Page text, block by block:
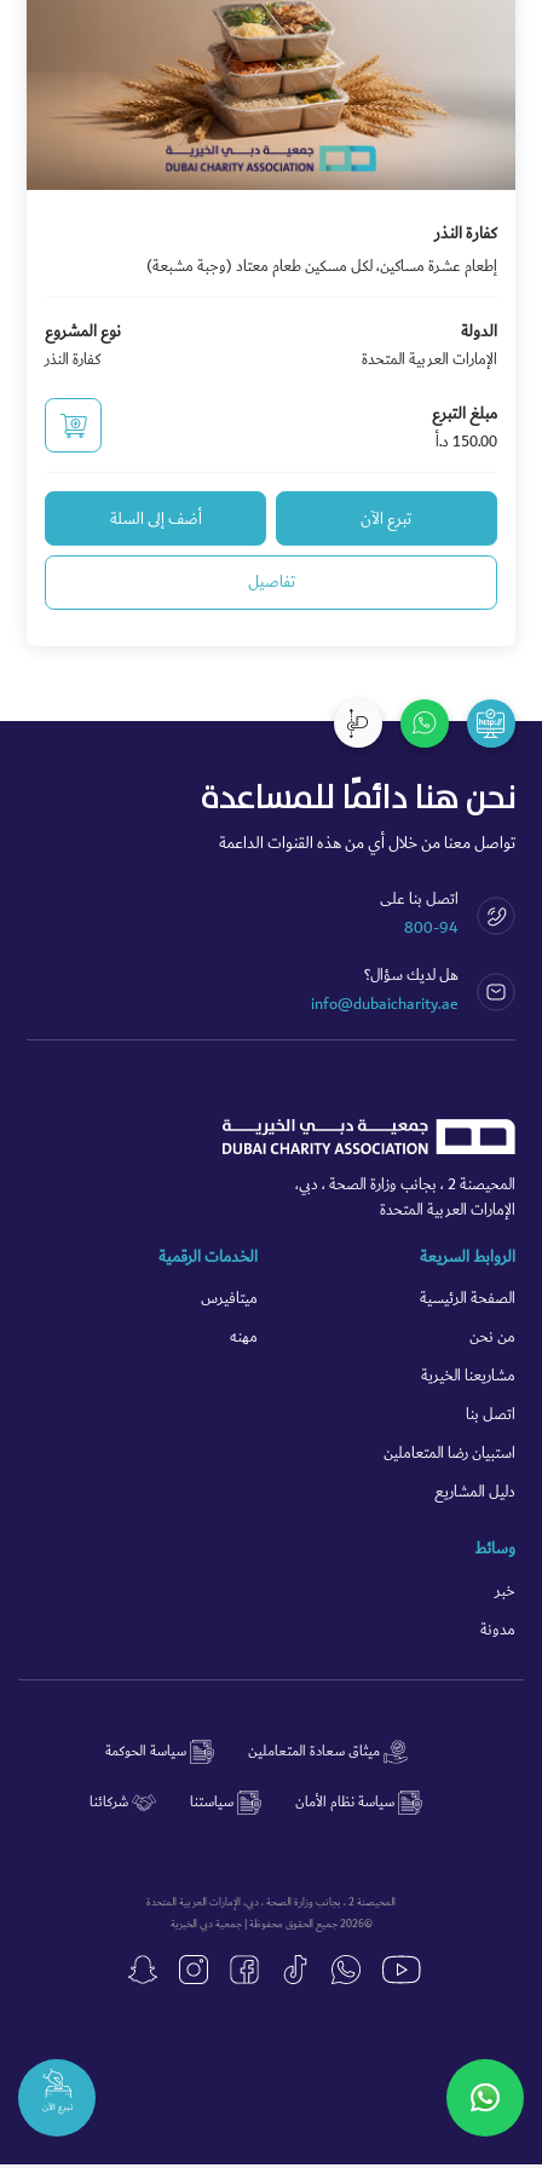
كفارة النذر
إطعام عشرة مساكين، لكل مسكين طعام معتاد (وجبة مشبعة)
الدولة
الإمارات العربية المتحدة
نوع المشروع
كفارة النذر
مبلغ التبرع
150.00 د.أ
تبرع الآن أضف إلى السلة
تفاصيل
تبرع الآن
نحن هنا دائمًا للمساعدة
تواصل معنا من خلال أي من هذه القنوات الداعمة
اتصل بنا على
800-94
هل لديك سؤال؟
info@dubaicharity.ae
المحيصنة 2 ، بجانب وزارة الصحة ، دبي،
الإمارات العربية المتحدة
الروابط السريعة
الصفحة الرئيسية
من نحن
مشاريعنا الخيرية
اتصل بنا
استبيان رضا المتعاملين
دليل المشاريع
الخدمات الرقمية
ميتافيرس
مهنه
وسائط
خبر
مدونة
ميثاق سعادة المتعاملين سياسة الحوكمة
سياسة نظام الأمان سياستنا شركائنا
المحيصنة 2 ، بجانب وزارة الصحة ، دبي، الإمارات العربية المتحدة
©2026 جميع الحقوق محفوظة | جمعية دبي الخيرية